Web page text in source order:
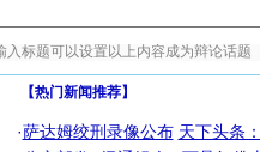
【热门新闻推荐】
·萨达姆绞刑录像公布 天下头条